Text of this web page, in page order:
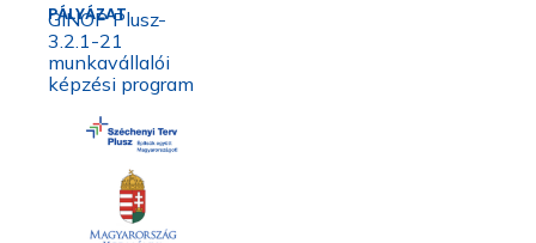
PÁLYÁZAT
GINOP Plusz-
3.2.1-21
munkavállalói
képzési program